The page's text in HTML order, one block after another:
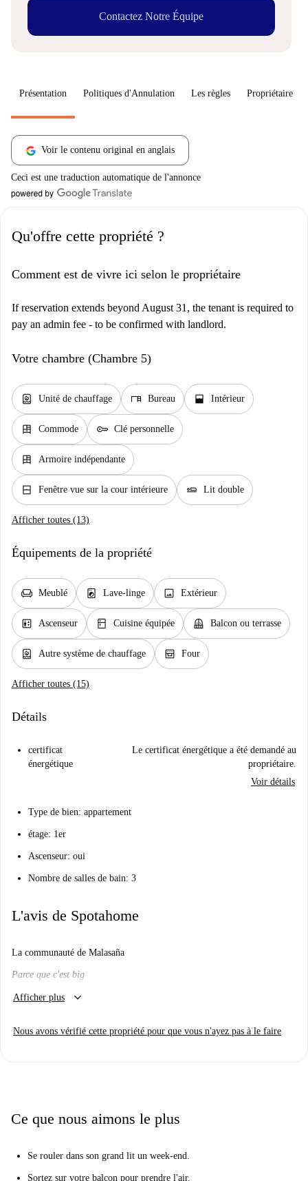
Contactez Notre Équipe
Présentation Politiques d'Annulation Les règles Propriétaire
Voir le contenu original en anglais
Ceci est une traduction automatique de l'annonce
Qu'offre cette propriété ?
Comment est de vivre ici selon le propriétaire
If reservation extends beyond August 31, the tenant is required to
pay an admin fee - to be confirmed with landlord.
Votre chambre (Chambre 5)
water_heater Unité de chauffage desk Bureau window_open Intérieur
dresser Commode key Clé personnelle
dresser Armoire indépendante
window_closed Fenêtre vue sur la cour intérieure airline_seat_flat Lit double
Afficher toutes (13)
Équipements de la propriété
chair Meublé local_laundry_service Lave-linge image Extérieur
elevator Ascenseur kitchen Cuisine équipée balcony Balcon ou terrasse
water_heater Autre système de chauffage oven_gen Four
Afficher toutes (15)
Détails
certificat
énergétique
Le certificat énergétique a été demandé au
propriétaire.
Voir détails
Type de bien: appartement
étage: 1er
Ascenseur: oui
Nombre de salles de bain: 3
L'avis de Spotahome
La communauté de Malasaña
Parce que c'est big
Vais-je l'aimer ici?
une propriété moderne et élégante, vous allez l'adorer ici.
Nous pensons que l'appartement est idéal si vous déménagez à Madrid
Vos 3 principales raisons de vivre ici:
Toutes les chambres sont équipées d'un lit double.
Afficher plus keyboard_arrow_down
Nous avons vérifié cette propriété pour que vous n'ayez pas à le faire
Ce que nous aimons le plus
Se rouler dans son grand lit un week-end.
Sortez sur votre balcon pour prendre l'air.